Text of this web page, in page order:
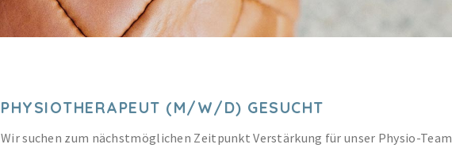
PHYSIOTHERAPEUT (M/W/D) GESUCHT
Wir suchen zum nächstmöglichen Zeitpunkt Verstärkung für unser Physio-Team